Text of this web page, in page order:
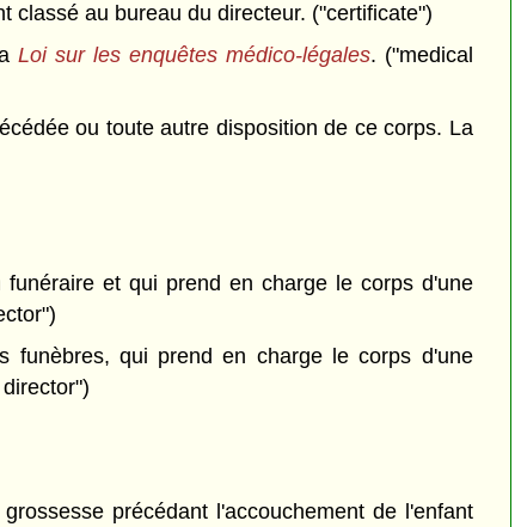
au bureau du directeur. ("certificate")
Loi sur les enquêtes médico-légales. ("medical
ou toute autre disposition de ce corps. La
et qui prend en charge le corps d'une
funèbres, qui prend en charge le corps d'une
précédant l'accouchement de l'enfant